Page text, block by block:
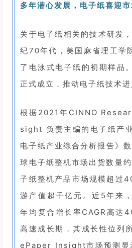
多年潜心发展，电子纸喜迎市
关于电子纸相关的技术研发
纪70年代，美国麻省理工学
了电泳式电子纸的初期样品
正式成立，推动电子纸技术进
根据2021年CINNO
sight 负责主编的电子纸产
电子纸产业综合分析报告》
球电子纸整机市场出货数量
子纸整机产品市场规模超过
游产值超千亿元。近5年来
年均复合增长率CAGR高达
高速成长期，其成长性位列
ePaper Insight市场预测显